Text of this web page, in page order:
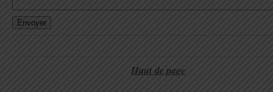
Haut de page